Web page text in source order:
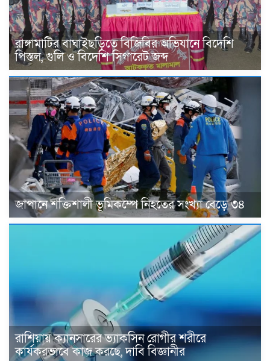
রাঙ্গামাটির বাঘাইছড়িতে বিজিবির অভিযানে বিদেশি
পিস্তল, গুলি ও বিদেশি সিগারেট জব্দ
জাপানে শক্তিশালী ভূমিকম্পে নিহতের সংখ্যা বেড়ে ৩৪
রাশিয়ায় ক্যানসারের ভ্যাকসিন রোগীর শরীরে
কার্যকরভাবে কাজ করছে, দাবি বিজ্ঞানীর